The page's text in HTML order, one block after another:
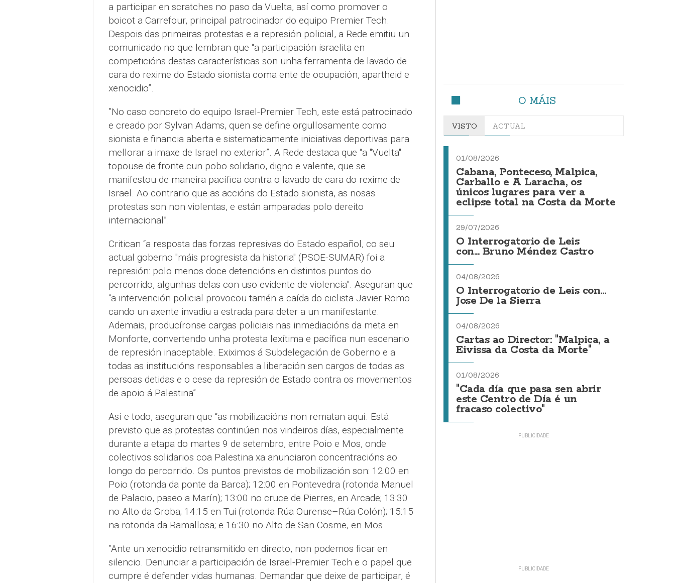
a participar en scratches no paso da Vuelta, así como promover o
boicot a Carrefour, principal patrocinador do equipo Premier Tech.
Despois das primeiras protestas e a represión policial, a Rede emitiu un
comunicado no que lembran que “a participación israelita en
competicións destas características son unha ferramenta de lavado de
cara do rexime do Estado sionista coma ente de ocupación, apartheid e
xenocidio”.
”No caso concreto do equipo Israel-Premier Tech, este está patrocinado
e creado por Sylvan Adams, quen se define orgullosamente como
sionista e financia aberta e sistematicamente iniciativas deportivas para
mellorar a imaxe de Israel no exterior”. A Rede destaca que “a "Vuelta"
topouse de fronte cun pobo solidario, digno e valente, que se
manifestou de maneira pacífica contra o lavado de cara do rexime de
Israel. Ao contrario que as accións do Estado sionista, as nosas
protestas son non violentas, e están amparadas polo dereito
internacional”.
Critican “a resposta das forzas represivas do Estado español, co seu
actual goberno "máis progresista da historia" (PSOE-SUMAR) foi a
represión: polo menos doce detencións en distintos puntos do
percorrido, algunhas delas con uso evidente de violencia”. Aseguran que
“a intervención policial provocou tamén a caída do ciclista Javier Romo
cando un axente invadiu a estrada para deter a un manifestante.
Ademais, producíronse cargas policiais nas inmediacións da meta en
Monforte, convertendo unha protesta lexítima e pacífica nun escenario
de represión inaceptable. Exiximos á Subdelegación de Goberno e a
todas as institucións responsables a liberación sen cargos de todas as
persoas detidas e o cese da represión de Estado contra os movementos
de apoio á Palestina”.
Así e todo, aseguran que “as mobilizacións non rematan aquí. Está
previsto que as protestas continúen nos vindeiros días, especialmente
durante a etapa do martes 9 de setembro, entre Poio e Mos, onde
colectivos solidarios coa Palestina xa anunciaron concentracións ao
longo do percorrido. Os puntos previstos de mobilización son: 12:00 en
Poio (rotonda da ponte da Barca); 12:00 en Pontevedra (rotonda Manuel
de Palacio, paseo a Marín); 13:00 no cruce de Pierres, en Arcade; 13:30
no Alto da Groba; 14:15 en Tui (rotonda Rúa Ourense–Rúa Colón); 15:15
na rotonda da Ramallosa; e 16:30 no Alto de San Cosme, en Mos.
”Ante un xenocidio retransmitido en directo, non podemos ficar en
silencio. Denunciar a participación de Israel-Premier Tech e o papel que
cumpre é defender vidas humanas. Demandar que deixe de participar, é
O MÁIS
VISTO ACTUAL
01/08/2026
Cabana, Ponteceso, Malpica,
Carballo e A Laracha, os
únicos lugares para ver a
eclipse total na Costa da Morte
29/07/2026
O Interrogatorio de Leis
con... Bruno Méndez Castro
04/08/2026
O Interrogatorio de Leis con...
Jose De la Sierra
04/08/2026
Cartas ao Director: "Malpica, a
Eivissa da Costa da Morte"
01/08/2026
"Cada día que pasa sen abrir
este Centro de Día é un
fracaso colectivo"